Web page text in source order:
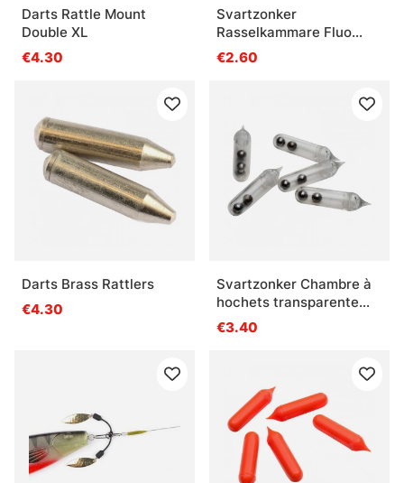
Darts Rattle Mount
Double XL
€4.30
Svartzonker
Rasselkammare Fluo
Yellow 5-Pack
€2.60
Darts Brass Rattlers
€4.30
Svartzonker Chambre à
hochets transparente
Paquet de 5
€3.40